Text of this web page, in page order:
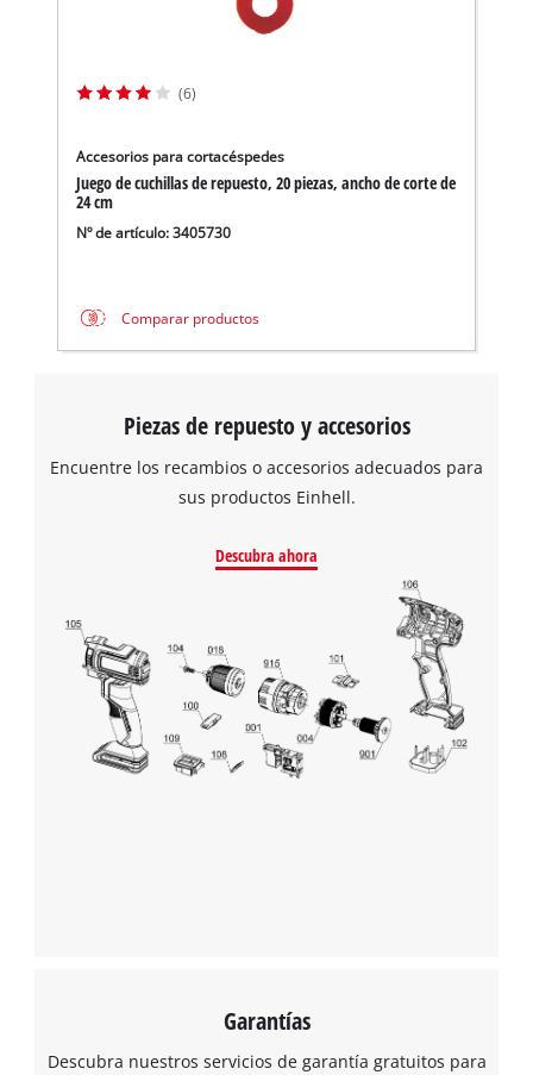
(6)
Accesorios para cortacéspedes
Juego de cuchillas de repuesto, 20 piezas, ancho de corte de
24 cm
Nº de artículo: 3405730
Comparar productos
Piezas de repuesto y accesorios
Encuentre los recambios o accesorios adecuados para
sus productos Einhell.
Descubra ahora
Garantías
Descubra nuestros servicios de garantía gratuitos para